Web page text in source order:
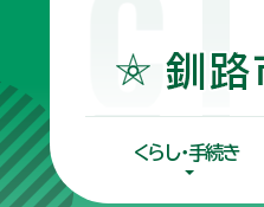
くらし・手続き